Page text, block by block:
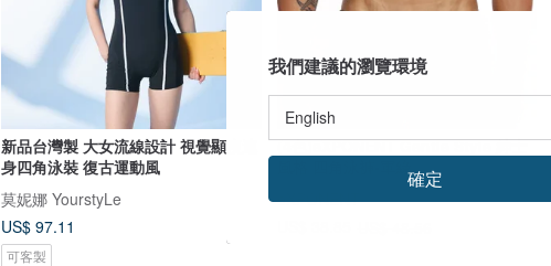
新品台灣製 大女流線設計 視覺顯瘦連
身四角泳裝 復古運動風
莫妮娜 YourstyLe
US$ 97.11
可客製
(4色)eXPONENT Gentle Style 紳士
eXPONENT
我們建議的瀏覽環境
確定